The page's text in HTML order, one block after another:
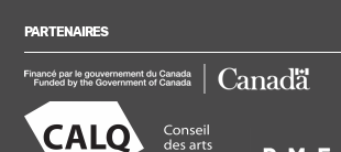
PARTENAIRES